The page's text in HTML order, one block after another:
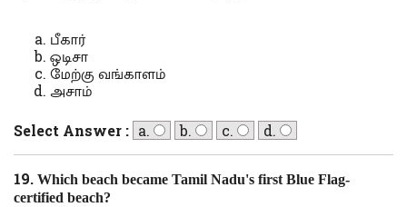
பீகார்
ஒடிசா
மேற்கு வங்காளம்
அசாம்
Select Answer : a. b. c. d.
19.Which beach became Tamil Nadu's first Blue Flag-
certified beach?